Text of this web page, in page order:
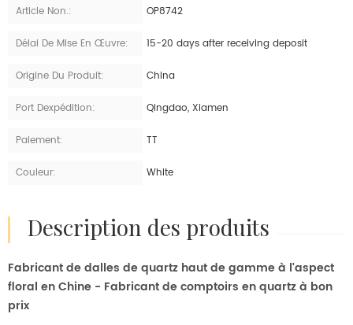
Article Non.: OP8742
Délai De Mise En Œuvre: 15-20 days after receiving deposit
Origine Du Produit: China
Port Dexpédition: Qingdao, Xiamen
Paiement: TT
Couleur: White
description des produits
Fabricant de dalles de quartz haut de gamme à l'aspect
floral en Chine - Fabricant de comptoirs en quartz à bon
prix